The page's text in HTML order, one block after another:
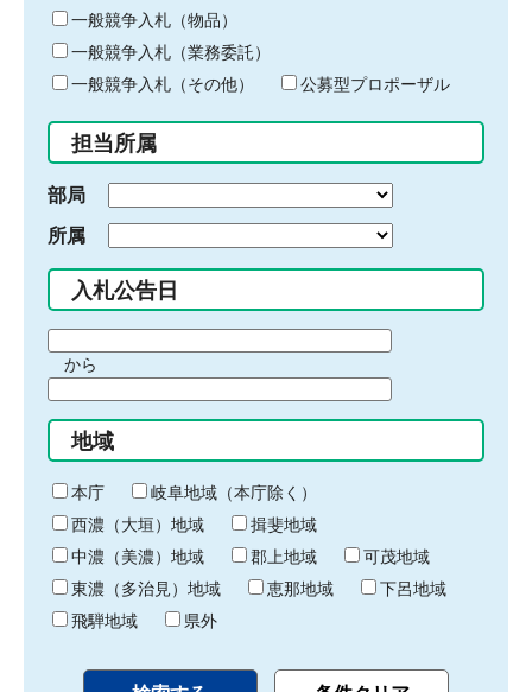
ー
ワ
ー
ド
入
力
一般競争入札（物品）
一般競争入札（業務委託）
一般競争入札（その他）
公募型プロポーザル
担当所属
部局
所属
入札公告日
間
始
り
から
間
終
わ
り
地域
本庁
岐阜地域（本庁除く）
西濃（大垣）地域
揖斐地域
中濃（美濃）地域
郡上地域
可茂地域
東濃（多治見）地域
恵那地域
下呂地域
飛騨地域
県外